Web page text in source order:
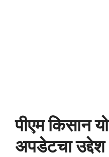
पीएम किसान
अपडेटचा उद्देश